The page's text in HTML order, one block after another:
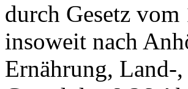
durch Gesetz
insoweit nach
Ernährung, Land-